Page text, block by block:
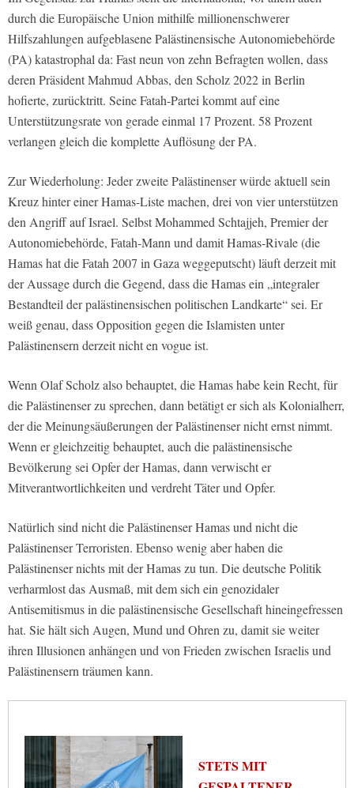
durch die Europäische Union mithilfe millionenschwerer
Hilfszahlungen aufgeblasene Palästinensische Autonomiebehörde
(PA) katastrophal da: Fast neun von zehn Befragten wollen, dass
deren Präsident Mahmud Abbas, den Scholz 2022 in Berlin
hofierte, zurücktritt. Seine Fatah-Partei kommt auf eine
Unterstützungsrate von gerade einmal 17 Prozent. 58 Prozent
verlangen gleich die komplette Auflösung der PA.
Zur Wiederholung: Jeder zweite Palästinenser würde aktuell sein
Kreuz hinter einer Hamas-Liste machen, drei von vier unterstützen
den Angriff auf Israel. Selbst Mohammed Schtajjeh, Premier der
Autonomiebehörde, Fatah-Mann und damit Hamas-Rivale (die
Hamas hat die Fatah 2007 in Gaza weggeputscht) läuft derzeit mit
der Aussage durch die Gegend, dass die Hamas ein „integraler
Bestandteil der palästinensischen politischen Landkarte“ sei. Er
weiß genau, dass Opposition gegen die Islamisten unter
Palästinensern derzeit nicht en vogue ist.
Wenn Olaf Scholz also behauptet, die Hamas habe kein Recht, für
die Palästinenser zu sprechen, dann betätigt er sich als Kolonialherr,
der die Meinungsäußerungen der Palästinenser nicht ernst nimmt.
Wenn er gleichzeitig behauptet, auch die palästinensische
Bevölkerung sei Opfer der Hamas, dann verwischt er
Mitverantwortlichkeiten und verdreht Täter und Opfer.
Natürlich sind nicht die Palästinenser Hamas und nicht die
Palästinenser Terroristen. Ebenso wenig aber haben die
Palästinenser nichts mit der Hamas zu tun. Die deutsche Politik
verharmlost das Ausmaß, mit dem sich ein genozidaler
Antisemitismus in die palästinensische Gesellschaft hineingefressen
hat. Sie hält sich Augen, Mund und Ohren zu, damit sie weiter
ihren Illusionen anhängen und von Frieden zwischen Israelis und
Palästinensern träumen kann.
STETS MIT